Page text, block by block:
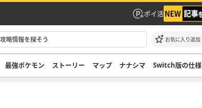
ポイ活
お気に入り追加
最強ポケモン ストーリー マップ ナナシマ Switch版の仕様